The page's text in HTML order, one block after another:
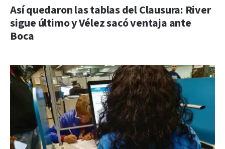
Así quedaron las tablas del Clausura: River
sigue último y Vélez sacó ventaja ante
Boca